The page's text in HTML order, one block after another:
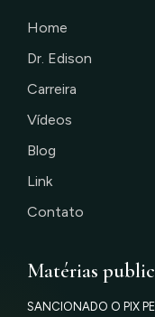
Home
Dr. Edison
Carreira
Vídeos
Blog
Link
Contato
Matérias
SANCIONADO O PIX